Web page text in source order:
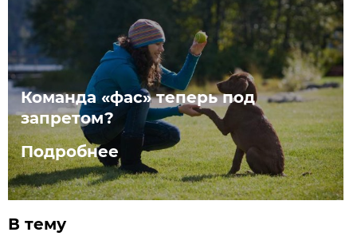
Команда «фас» теперь под
запретом?
Подробнее
В тему